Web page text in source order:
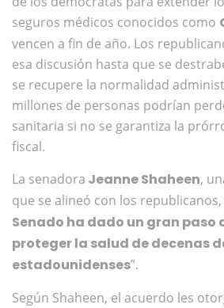
seguros médicos conocidos como
vencen a fin de año. Los
esa discusión hasta que se
se recupere la normalidad
millones de personas podrían
sanitaria si no se garantiza la
fiscal.
La senadora Jeanne Shaheen,
que se alineó con los republicanos,
Senado ha dado un gran
proteger la salud de decenas
estadounidenses”.
Según Shaheen, el acuerdo les